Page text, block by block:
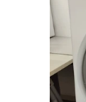
トレーニング用品
金買取、貴金属買